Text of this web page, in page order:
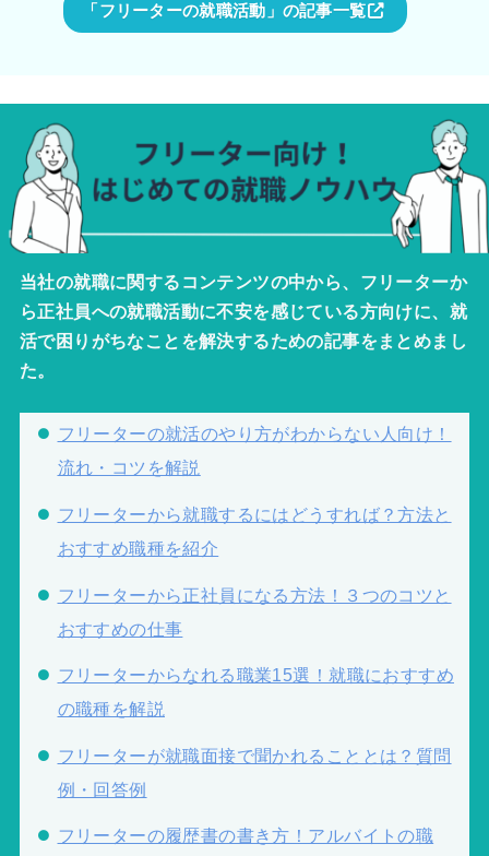
「フリーターの就職活動」の記事一覧
当社の就職に関するコンテンツの中から、フリーターか
ら正社員への就職活動に不安を感じている方向けに、就
活で困りがちなことを解決するための記事をまとめまし
た。
フリーターの就活のやり方がわからない人向け！
流れ・コツを解説
フリーターから就職するにはどうすれば？方法と
おすすめ職種を紹介
フリーターから正社員になる方法！３つのコツと
おすすめの仕事
フリーターからなれる職業15選！就職におすすめ
の職種を解説
フリーターが就職面接で聞かれることとは？質問
例・回答例
フリーターの履歴書の書き方！アルバイトの職